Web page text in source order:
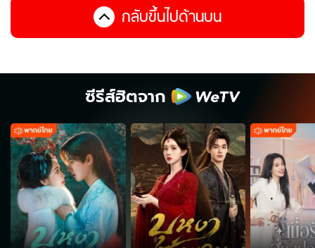
กลับขึ้นไปด้านบน
ซีรีส์ฮิตจาก